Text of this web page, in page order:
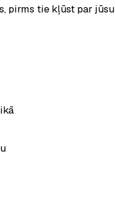
pirms tie kļūst par jūsu